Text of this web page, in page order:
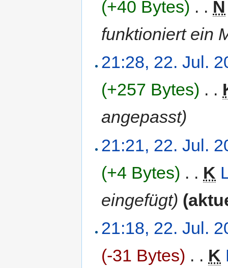
(+40 Bytes) . . N
funktioniert ein
21:28, 22. Jul.
(+257 Bytes) . .
angepasst)
21:21, 22. Jul.
(+4 Bytes) . . K
eingefügt)
21:18, 22. Jul.
(-31 Bytes) . . K